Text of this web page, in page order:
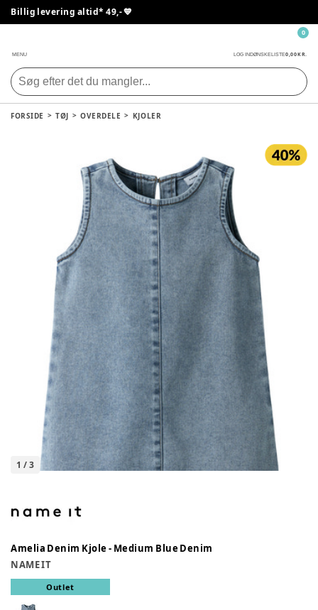
Billig levering altid* 49,- 💙
MENU LOG INDØNSKELISTE0,00 KR.
0
FORSIDE TØJ OVERDELE KJOLER
1 /3
Amelia Denim Kjole - Medium Blue Denim
NAME IT
Outlet